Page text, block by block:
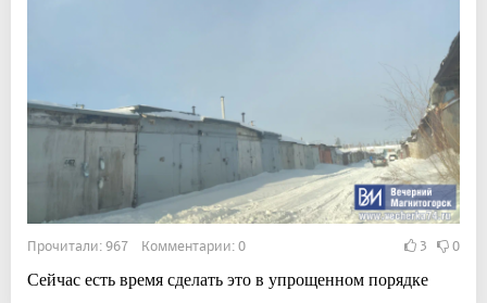
Прочитали: 967 Комментарии: 0 3 0
Сейчас есть время сделать это в упрощенном порядке